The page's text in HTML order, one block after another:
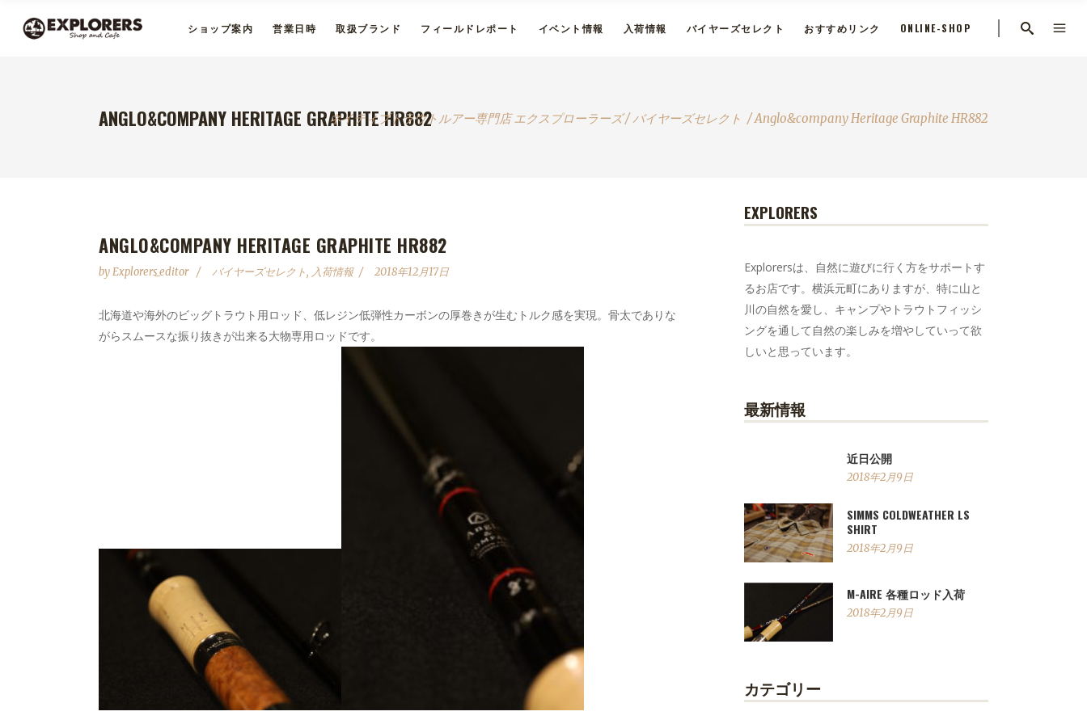
ショップ案内 営業日時 取扱ブランド フィールドレポート イベント情報 入荷情報 バイヤーズセレクト おすすめリンク ONLINE-SHOP
ANGLO&COMPANY HERITAGE GRAPHITE HR882ネイティブトラウトルアー専門店 エクスプローラーズ/バイヤーズセレクト /Anglo&company Heritage Graphite HR882
ANGLO&COMPANY HERITAGE GRAPHITE HR882
byExplorers_editor バイヤーズセレクト, 入荷情報 2018年12月17日
北海道や海外のビッグトラウト用ロッド、低レジン低弾性カーボンの厚巻きが生むトルク感を実現。骨太でありな
がらスムースな振り抜きが出来る大物専用ロッドです。
EXPLORERS
Explorersは、自然に遊びに行く方をサポートす
るお店です。横浜元町にありますが、特に山と
川の自然を愛し、キャンプやトラウトフィッシ
ングを通して自然の楽しみを増やしていって欲
しいと思っています。
最新情報
近日公開
2018年2月9日
SIMMS COLDWEATHER LS
SHIRT
2018年2月9日
M-AIRE 各種ロッド入荷
2018年2月9日
カテゴリー